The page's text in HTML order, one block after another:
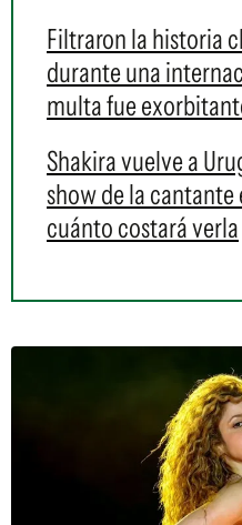
Filtraron la historia
durante una
multa fue
Shakira vuelve a
show de la
cuánto costará verla